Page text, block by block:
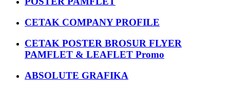
CETAK COMPANY PROFILE
CETAK POSTER BROSUR FLYER
PAMFLET & LEAFLET Promo
ABSOLUTE GRAFIKA